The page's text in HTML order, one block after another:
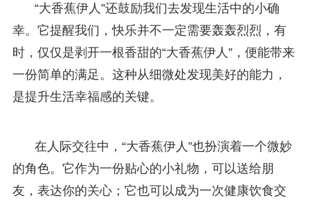
“大香蕉伊人”还鼓励我们去发现生活中的小确
幸。它提醒我们，快乐并不一定需要轰轰烈烈，有
时，仅仅是剥开一根香甜的“大香蕉伊人”，便能带来
一份简单的满足。这种从细微处发现美好的能力，
是提升生活幸福感的关键。
在人际交往中，“大香蕉伊人”也扮演着一个微妙
的角色。它作为一份贴心的小礼物，可以送给朋
友，表达你的关心；它也可以成为一次健康饮食交